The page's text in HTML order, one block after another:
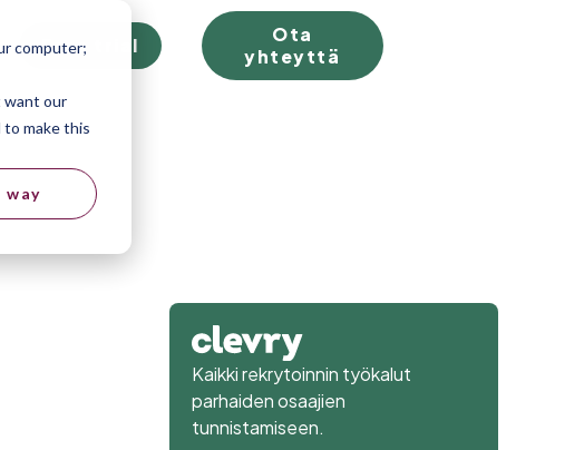
computer;
want our
to make this
way
Free trial
Ota
yhteyttä
Kaikki rekrytoinnin työkalut
parhaiden osaajien
tunnistamiseen.